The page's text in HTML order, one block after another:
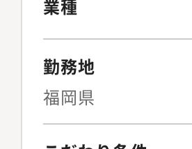
業種
勤務地
福岡県